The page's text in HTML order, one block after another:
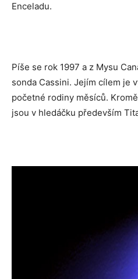
Enceladu.
Píše se rok 1997 a z Mysu
sonda Cassini. Jejím cílem je
početné rodiny měsíců.
jsou v hledáčku především